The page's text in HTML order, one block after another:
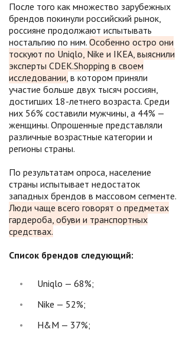
После того как множество зарубежных
брендов покинули российский рынок,
россияне продолжают испытывать
ностальгию по ним. Особенно остро они
тоскуют по Uniqlo, Nike и IKEA, выяснили
эксперты CDEK.Shopping в своем
исследовании, в котором приняли
участие больше двух тысяч россиян,
достигших 18-летнего возраста. Среди
них 56% составили мужчины, а 44% —
женщины. Опрошенные представляли
различные возрастные категории и
регионы страны.
По результатам опроса, население
страны испытывает недостаток
западных брендов в массовом сегменте.
Люди чаще всего говорят о предметах
гардероба, обуви и транспортных
средствах.
Список брендов следующий:
Uniqlo — 68%;
Nike — 52%;
H&M — 37%;